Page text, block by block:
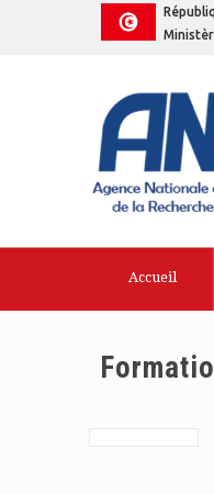
Accueil